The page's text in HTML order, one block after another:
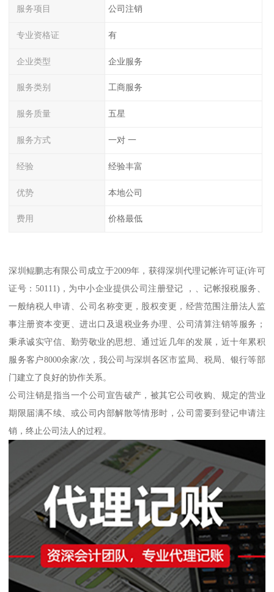
服务项目 公司注销
专业资格证 有
企业类型 企业服务
服务类别 工商服务
服务质量 五星
服务方式 一对 一
经验 经验丰富
优势 本地公司
费用 价格最低
深圳鲲鹏志有限公司成立于2009年，获得深圳代理记帐许可证(许可
证号：50111)，为中小企业提供公司注册登记 ，、记帐报税服务、
一般纳税人申请、公司名称变更，股权变更，经营范围注册法人监
事注册资本变更、进出口及退税业务办理、公司清算注销等服务；
秉承诚实守信、勤劳敬业的思想、通过近几年的发展，近十年累积
服务客户8000余家/次，我公司与深圳各区市监局、税局、银行等部
门建立了良好的协作关系。
公司注销是指当一个公司宣告破产，被其它公司收购、规定的营业
期限届满不续、或公司内部解散等情形时，公司需要到登记申请注
销，终止公司法人的过程。